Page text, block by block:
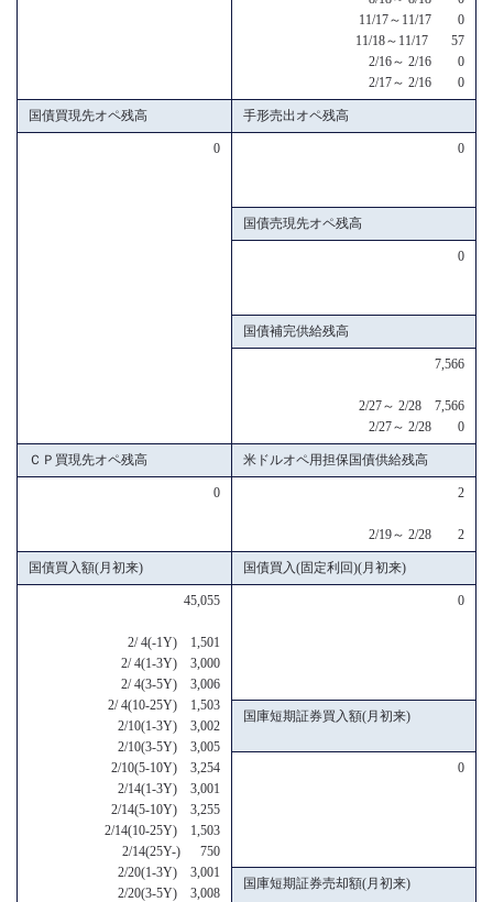
11/17～11/17 0
11/18～11/17 57
2/16～ 2/16 0
2/17～ 2/16 0
国債買現先オペ残高 手形売出オペ残高
0 0
国債売現先オペ残高
0
国債補完供給残高
7,566
2/27～ 2/28 7,566
2/27～ 2/28 0
ＣＰ買現先オペ残高 米ドルオペ用担保国債供給残高
0 2
2/19～ 2/28 2
国債買入額(月初来) 国債買入(固定利回)(月初来)
45,055
2/ 4(-1Y) 1,501
2/ 4(1-3Y) 3,000
2/ 4(3-5Y) 3,006
2/ 4(10-25Y) 1,503
2/10(1-3Y) 3,002
2/10(3-5Y) 3,005
2/10(5-10Y) 3,254
2/14(1-3Y) 3,001
2/14(5-10Y) 3,255
2/14(10-25Y) 1,503
2/14(25Y-) 750
2/20(1-3Y) 3,001
2/20(3-5Y) 3,008
0
国庫短期証券買入額(月初来)
0
国庫短期証券売却額(月初来)